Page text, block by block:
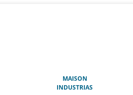
MAISON(ACTUAL)
INDUSTRIAS